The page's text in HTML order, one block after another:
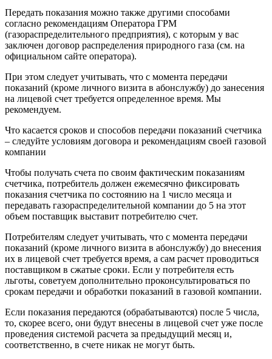
Передать показания можно также другими способами
согласно рекомендациям Оператора ГРМ
(газораспределительного предприятия), с которым у вас
заключен договор распределения природного газа (см. на
официальном сайте оператора).
При этом следует учитывать, что с момента передачи
показаний (кроме личного визита в абонслужбу) до занесения
на лицевой счет требуется определенное время. Мы
рекомендуем.
Что касается сроков и способов передачи показаний счетчика
– следуйте условиям договора и рекомендациям своей газовой
компании
Чтобы получать счета по своим фактическим показаниям
счетчика, потребитель должен ежемесячно фиксировать
показания счетчика по состоянию на 1 число месяца и
передавать газораспределительной компании до 5 на этот
объем поставщик выставит потребителю счет.
Потребителям следует учитывать, что с момента передачи
показаний (кроме личного визита в абонслужбу) до внесения
их в лицевой счет требуется время, а сам расчет проводиться
поставщиком в сжатые сроки. Если у потребителя есть
льготы, советуем дополнительно проконсультироваться по
срокам передачи и обработки показаний в газовой компании.
Если показания передаются (обрабатываются) после 5 числа,
то, скорее всего, они будут внесены в лицевой счет уже после
проведения системой расчета за предыдущий месяц и,
соответственно, в счете никак не могут быть.